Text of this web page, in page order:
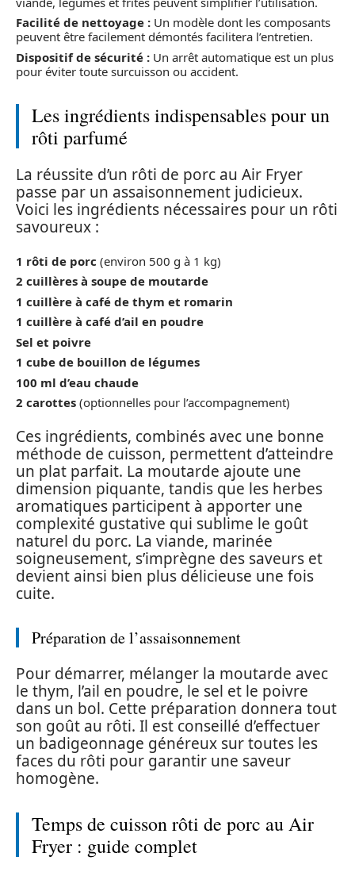
Facilité de nettoyage : Un modèle dont les composants
peuvent être facilement démontés facilitera l’entretien.
Dispositif de sécurité : Un arrêt automatique est un plus
pour éviter toute surcuisson ou accident.
Les ingrédients indispensables pour un
rôti parfumé
La réussite d’un rôti de porc au Air Fryer
passe par un assaisonnement judicieux.
Voici les ingrédients nécessaires pour un rôti
savoureux :
1 rôti de porc (environ 500 g à 1 kg)
2 cuillères à soupe de moutarde
1 cuillère à café de thym et romarin
1 cuillère à café d’ail en poudre
Sel et poivre
1 cube de bouillon de légumes
100 ml d’eau chaude
2 carottes (optionnelles pour l’accompagnement)
Ces ingrédients, combinés avec une bonne
méthode de cuisson, permettent d’atteindre
un plat parfait. La moutarde ajoute une
dimension piquante, tandis que les herbes
aromatiques participent à apporter une
complexité gustative qui sublime le goût
naturel du porc. La viande, marinée
soigneusement, s’imprègne des saveurs et
devient ainsi bien plus délicieuse une fois
cuite.
Préparation de l’assaisonnement
Pour démarrer, mélanger la moutarde avec
le thym, l’ail en poudre, le sel et le poivre
dans un bol. Cette préparation donnera tout
son goût au rôti. Il est conseillé d’effectuer
un badigeonnage généreux sur toutes les
faces du rôti pour garantir une saveur
homogène.
Temps de cuisson rôti de porc au Air
Fryer : guide complet